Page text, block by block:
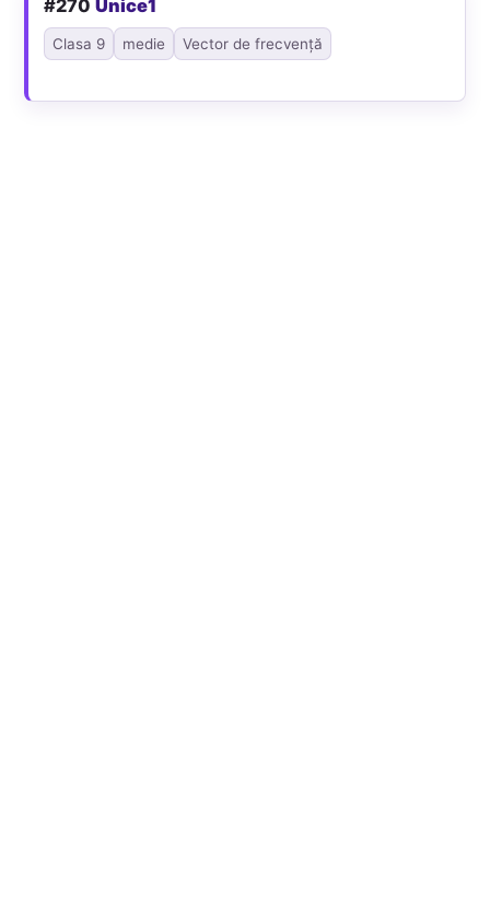
#270Unice1
Clasa 9 medie Vector de frecvență